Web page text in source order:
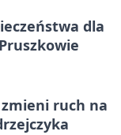
dla
ruch na